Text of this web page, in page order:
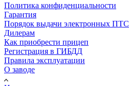
Политика конфиденциальности
Гарантия
Порядок выдачи электронных ПТС
Дилерам
Как приобрести прицеп
Регистрация в ГИБДД
Правила эксплуатации
О заводе